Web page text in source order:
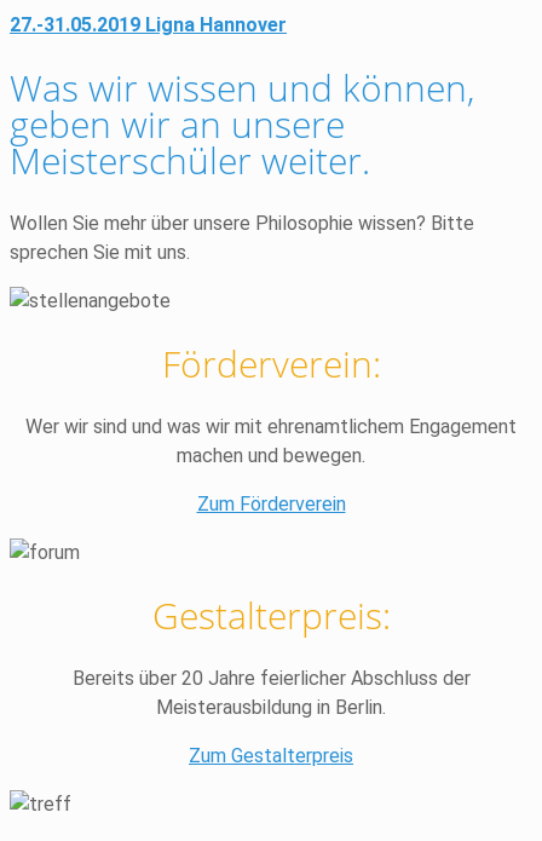
27.-31.05.2019 Ligna Hannover
Was wir wissen und können,
geben wir an unsere
Meisterschüler weiter.
Wollen Sie mehr über unsere Philosophie wissen? Bitte
sprechen Sie mit uns.
Förderverein:
Wer wir sind und was wir mit ehrenamtlichem Engagement
machen und bewegen.
Zum Förderverein
Gestalterpreis:
Bereits über 20 Jahre feierlicher Abschluss der
Meisterausbildung in Berlin.
Zum Gestalterpreis